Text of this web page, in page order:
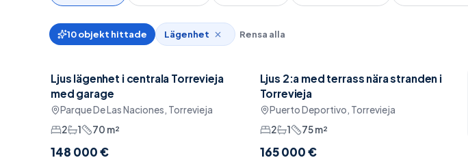
10objekt hittade Lägenhet Rensa alla
Reserverad Pool
Ljus lägenhet i centrala Torrevieja
med garage
Parque De Las Naciones, Torrevieja
2
1 70 m²
148 000 €
Pool
Ljus 2:a med terrass nära stranden i
Torrevieja
Puerto Deportivo, Torrevieja
2
1 75m²
165 000 €